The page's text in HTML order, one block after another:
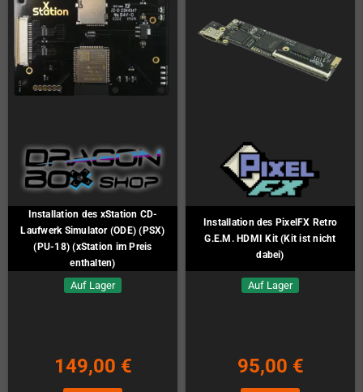
Installation des xStation CD-
Laufwerk Simulator (ODE) (PSX)
(PU-18) (xStation im Preis
enthalten)
Auf Lager
149,00 €
Installation des PixelFX Retro
G.E.M. HDMI Kit (Kit ist nicht
dabei)
Auf Lager
95,00 €